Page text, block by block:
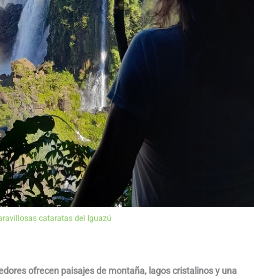
cataratas del Iguazú
ofrecen paisajes de montaña, lagos cristalinos y una